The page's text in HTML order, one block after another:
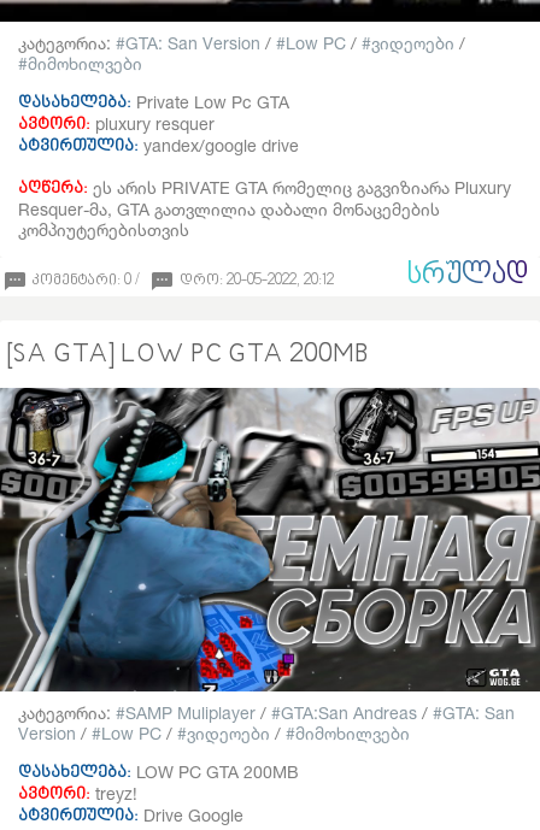
კატეგორია: GTA: San Version / Low PC / ვიდეოები /
მიმოხილვები
დასახელება: Private Low Pc GTA
ავტორი: pluxury resquer
ატვირთულია: yandex/google drive
აღწერა: ეს არის PRIVATE GTA რომელიც გაგვიზიარა Pluxury
Resquer-მა, GTA გათვლილია დაბალი მონაცემების
კომპიუტერებისთვის
კომენტარი: 0 / დრო: 20-05-2022, 20:12 ᲡᲠᲣᲚᲐᲓ
[SA GTA] LOW PC GTA 200MB
კატეგორია: SAMP Muliplayer / GTA:San Andreas /
GTA: San
Version / Low PC / ვიდეოები /
მიმოხილვები
დასახელება: LOW PC GTA 200MB
ავტორი: treyz!
ატვირთულია: Drive Google